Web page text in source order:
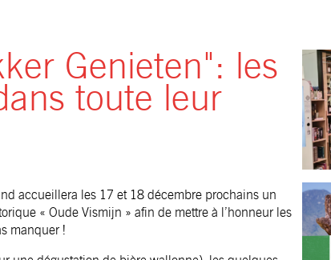
Genieten": les
toute leur
accueillera les 17 et 18 décembre prochains un
« Oude Vismijn » afin de mettre à l’honneur les
manquer !